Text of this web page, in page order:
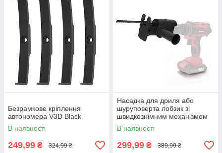
Безрамкове кріплення
автономера V3D Black
В наявності
249,99 ₴ 324,99 ₴
Насадка для дриля або
шуруповерта лобзик зі
швидкознімним механізмом
SAW KT-107
В наявності
299,99 ₴ 389,99 ₴